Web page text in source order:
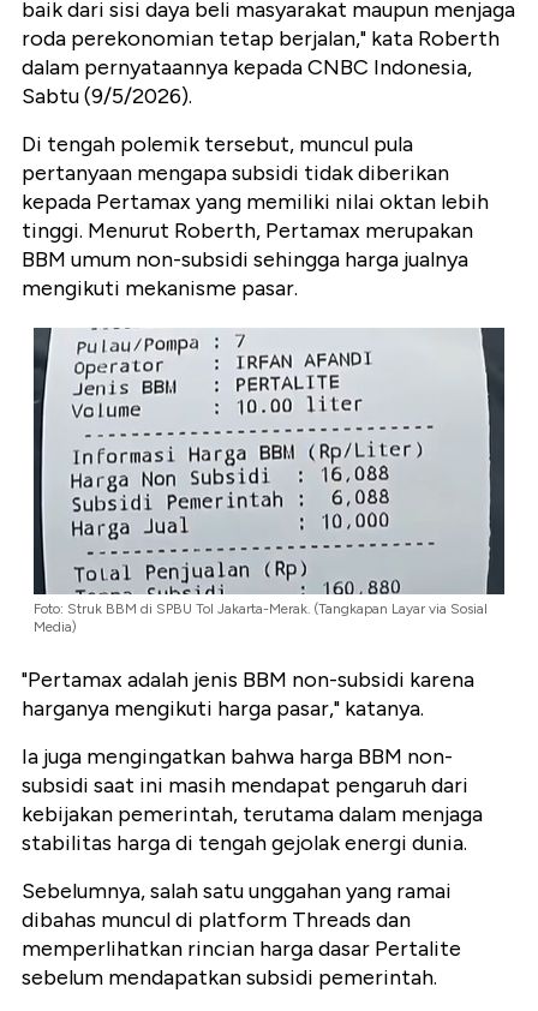
baik dari sisi daya beli masyarakat maupun menjaga
roda perekonomian tetap berjalan," kata Roberth
dalam pernyataannya kepada CNBC Indonesia,
Sabtu (9/5/2026).
Di tengah polemik tersebut, muncul pula
pertanyaan mengapa subsidi tidak diberikan
kepada Pertamax yang memiliki nilai oktan lebih
tinggi. Menurut Roberth, Pertamax merupakan
BBM umum non-subsidi sehingga harga jualnya
mengikuti mekanisme pasar.
Foto: Struk BBM di SPBU Tol Jakarta-Merak. (Tangkapan Layar via Sosial
Media)
"Pertamax adalah jenis BBM non-subsidi karena
harganya mengikuti harga pasar," katanya.
Ia juga mengingatkan bahwa harga BBM non-
subsidi saat ini masih mendapat pengaruh dari
kebijakan pemerintah, terutama dalam menjaga
stabilitas harga di tengah gejolak energi dunia.
Sebelumnya, salah satu unggahan yang ramai
dibahas muncul di platform Threads dan
memperlihatkan rincian harga dasar Pertalite
sebelum mendapatkan subsidi pemerintah.